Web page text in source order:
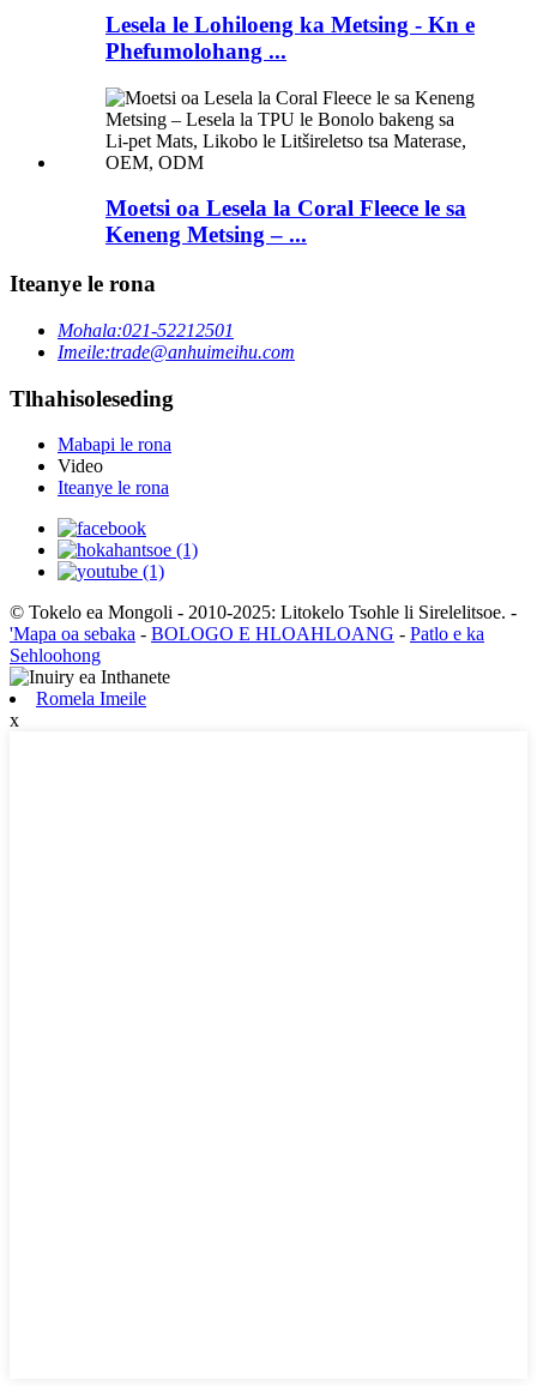
Lesela le Lohiloeng ka Metsing - Kn e
Phefumolohang ...
Moetsi oa Lesela la Coral Fleece le sa
Keneng Metsing – ...
Iteanye le rona
Mohala:021-52212501
Imeile:trade@anhuimeihu.com
Tlhahisoleseding
Mabapi le rona
Video
Iteanye le rona
© Tokelo ea Mongoli - 2010-2025: Litokelo Tsohle li Sirelelitsoe. -
'Mapa oa sebaka - BOLOGO E HLOAHLOANG - Patlo e ka
Sehloohong
Romela Imeile
x